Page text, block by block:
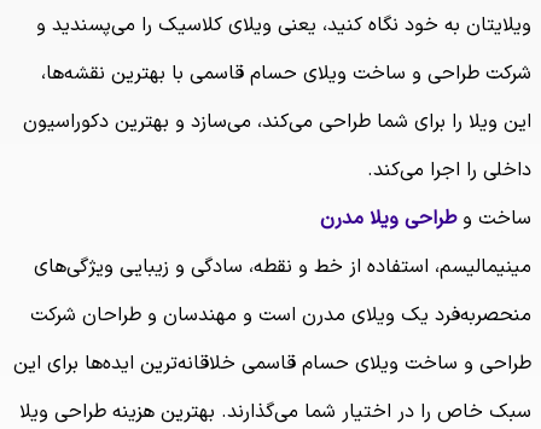
ویلایتان به خود نگاه کنید، یعنی ویلای کلاسیک را می‌پسندید و
شرکت طراحی و ساخت ویلای حسام قاسمی با بهترین نقشه‌ها،
این ویلا را برای شما طراحی می‌کند، می‌سازد و بهترین دکوراسیون
داخلی را اجرا می‌کند.
ساخت و طراحی ویلا مدرن
مینیمالیسم، استفاده از خط و نقطه، سادگی و زیبایی ویژگی‌های
منحصربه‌فرد یک ویلای مدرن است و مهندسان و طراحان شرکت
طراحی و ساخت ویلای حسام قاسمی خلاقانه‌ترین ایده‌ها برای این
سبک خاص را در اختیار شما می‌گذارند. بهترین هزینه طراحی ویلا